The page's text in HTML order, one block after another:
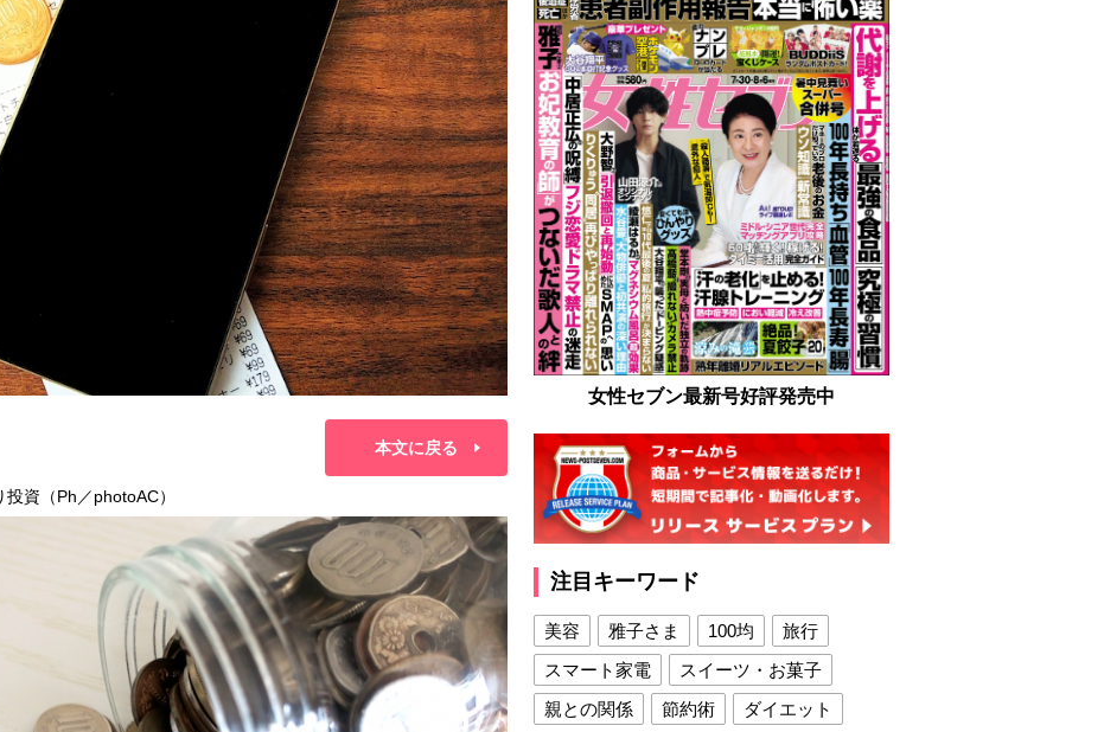
本文に戻る
資（Ph／photoAC）
女性セブン最新号好評発売中
注目キーワード
美容 雅子さま 100均
旅行
スマート家電
スイーツ・お菓子
親との関係
節約術
ダイエット